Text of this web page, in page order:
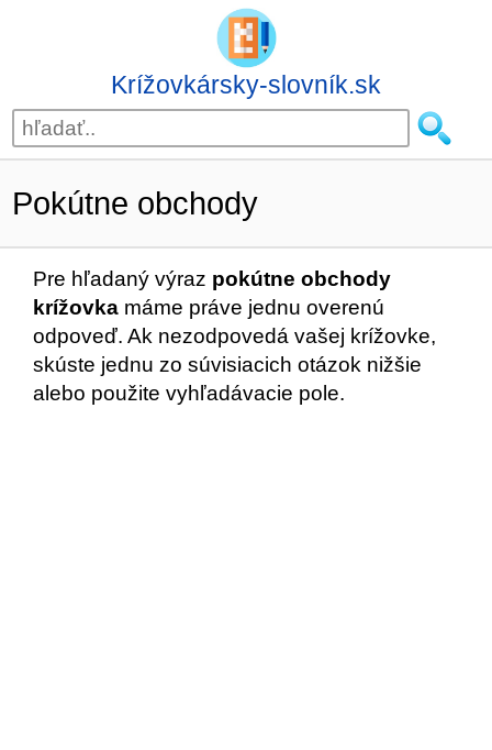
Krížovkársky-slovník.sk
Pokútne obchody
Pre hľadaný výraz pokútne obchody
krížovka máme práve jednu overenú
odpoveď. Ak nezodpovedá vašej krížovke,
skúste jednu zo súvisiacich otázok nižšie
alebo použite vyhľadávacie pole.